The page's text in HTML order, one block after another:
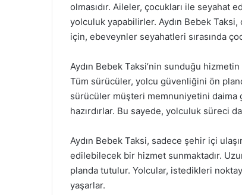
olmasıdır. Aileler, çocukları ile seyahat
yolculuk yapabilirler. Aydın Bebek
için, ebeveynler seyahatleri sırasında
Aydın Bebek Taksi’nin sunduğu
Tüm sürücüler, yolcu güvenliğini ön
sürücüler müşteri memnuniyetini daima
hazırdırlar. Bu sayede, yolculuk süreci
Aydın Bebek Taksi, sadece şehir içi
edilebilecek bir hizmet sunmaktadır.
planda tutulur. Yolcular, istedikleri
yaşarlar.